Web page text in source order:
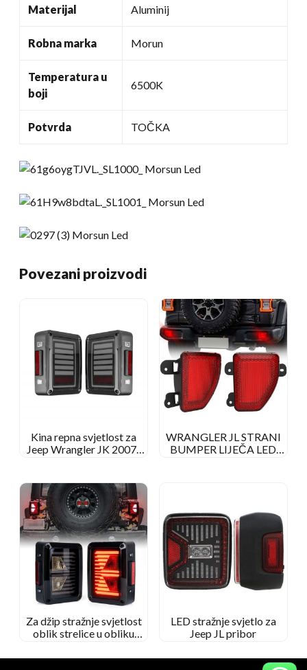
Materijal Aluminij
Robna marka Morun
Temperatura u
boji
6500K
Potvrda TOČKA
Povezani proizvodi
Kina repna svjetlost za
Jeep Wrangler JK 2007-
WRANGLER JL STRANI
BUMPER LIJEČA LED
Za džip stražnje svjetlost
oblik strelice u obliku
preokret/okret/trčanje/kočnica
LED stražnje svjetlo za
Jeep JL pribor